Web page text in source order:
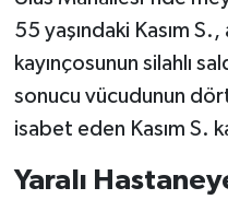
55 yaşındaki Kasım
kayınçosunun silahlı
sonucu vücudunun
isabet eden Kasım S.
Yaralı